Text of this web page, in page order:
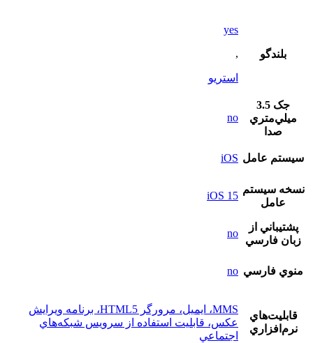
بلندگو
yes
,
استريو
جک 3.5
ميلي‌متري
صدا
no
سيستم عامل iOS
نسخه سيستم
عامل
iOS 15
پشتيباني از
زبان فارسي
no
منوي فارسي no
قابليت‌هاي
نرم‌افزاري
MMS، ايميل، مرورگر HTML5، برنامه ويرايش
عکس، قابليت استفاده از سرويس شبکه‌هاي
اجتماعي